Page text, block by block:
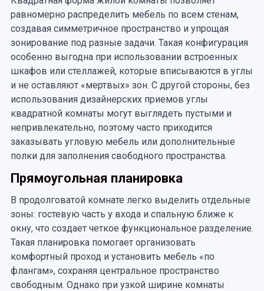
равномерно распределить мебель по всем стенам,
создавая симметричное пространство и упрощая
зонирование под разные задачи. Такая конфигурация
особенно выгодна при использовании встроенных
шкафов или стеллажей, которые вписываются в углы
и не оставляют «мертвых» зон. С другой стороны, без
использования дизайнерских приемов углы
квадратной комнаты могут выглядеть пустыми и
непривлекательно, поэтому часто приходится
заказывать угловую мебель или дополнительные
полки для заполнения свободного пространства.
Прямоугольная планировка
В продолговатой комнате легко выделить отдельные
зоны: гостевую часть у входа и спальную ближе к
окну, что создает четкое функциональное разделение.
Такая планировка помогает организовать
комфортный проход и установить мебель «по
флангам», сохраняя центральное пространство
свободным. Однако при узкой ширине комнаты